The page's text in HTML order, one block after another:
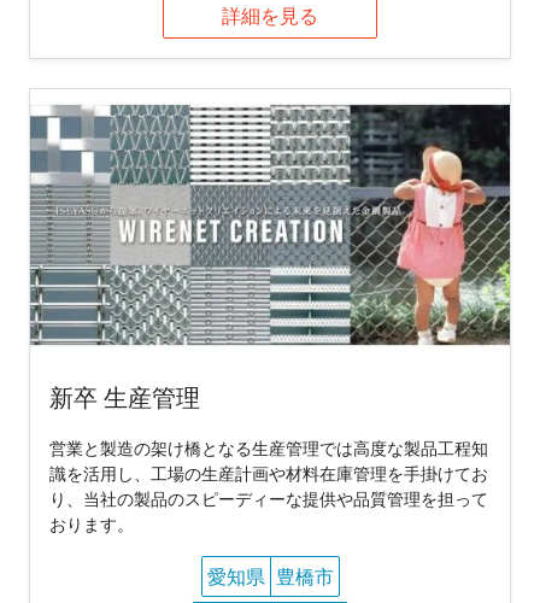
詳細を見る
新卒 生産管理
営業と製造の架け橋となる生産管理では高度な製品工程知
識を活用し、工場の生産計画や材料在庫管理を手掛けてお
り、当社の製品のスピーディーな提供や品質管理を担って
おります。
愛知県 豊橋市